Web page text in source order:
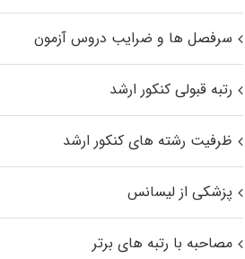
سرفصل ها و ضرایب دروس آزمون
رتبه قبولی کنکور ارشد
ظرفیت رشته های کنکور ارشد
پزشکی از لیسانس
مصاحبه با رتبه های برتر